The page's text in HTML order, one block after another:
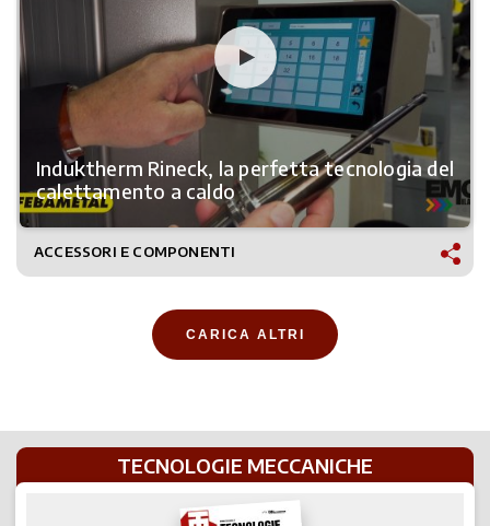
Induktherm Rineck, la perfetta tecnologia del
calettamento a caldo
ACCESSORI E COMPONENTI
CARICA ALTRI
TECNOLOGIE MECCANICHE